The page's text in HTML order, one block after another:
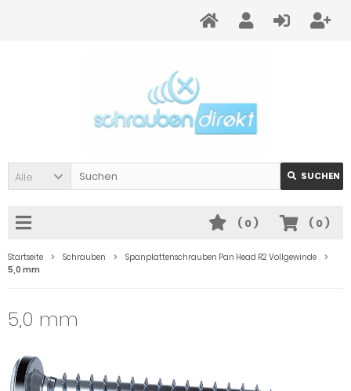
Alle SUCHEN
( 0)
( 0)
Startseite Schrauben
Spanplattenschrauben Pan Head R2 Vollgewinde
5,0 mm
5,0 mm